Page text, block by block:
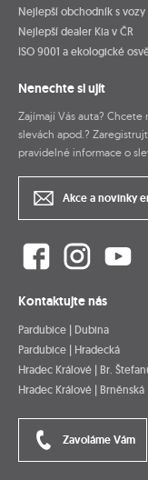
Nejlepší obchodník s vozy
Nejlepší dealer Kia v ČR
ISO 9001 a ekologické
Nenechte si ujít
Zajímají Vás auta?
slevách apod.?
pravidelné informace o
Akce a novinky
Kontaktujte nás
Pardubice | Dubina
Pardubice | Hradecká
Hradec Králové | Br.
Hradec Králové | Brněnská
Zavoláme Vám